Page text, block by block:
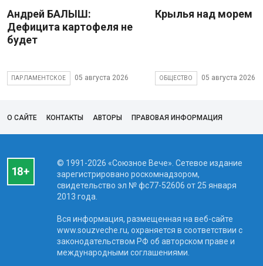
Андрей БАЛЫШ:
Дефицита картофеля не
будет
ПАРЛАМЕНТСКОЕ 05 августа 2026
Крылья над морем
ОБЩЕСТВО 05 августа 2026
О САЙТЕ КОНТАКТЫ АВТОРЫ ПРАВОВАЯ ИНФОРМАЦИЯ
© 1991-2026 «Союзное Вече». Сетевое издание
зарегистрировано роскомнадзором,
свидетельство эл № фc77-52606 от 25 января
2013 года.
Вся информация, размещенная на веб-сайте
www.souzveche.ru, охраняется в соответствии с
законодательством РФ об авторском праве и
международными соглашениями.